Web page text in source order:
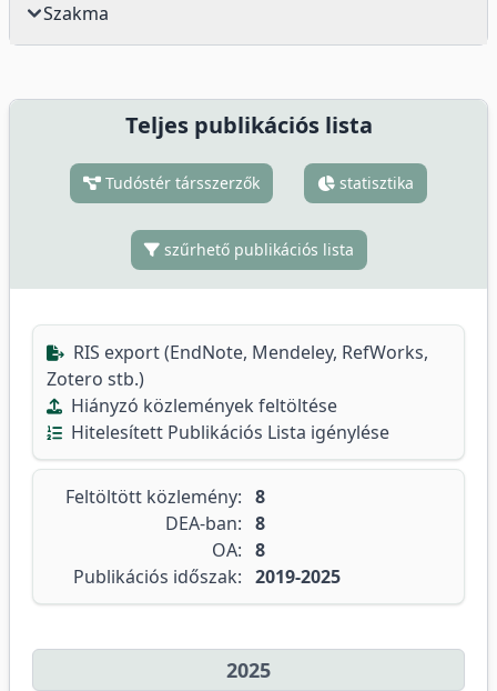
Szakma
Teljes publikációs lista
Tudóstér társszerzők statisztika
szűrhető publikációs lista
RIS export (EndNote, Mendeley, RefWorks,
Zotero stb.)
Hiányzó közlemények feltöltése
Hitelesített Publikációs Lista igénylése
Feltöltött közlemény: 8
DEA-ban: 8
OA: 8
Publikációs időszak: 2019-2025
2025